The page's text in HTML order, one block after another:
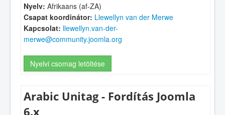
Nyelv: Afrikaans (af-ZA)
Csapat koordinátor: Llewellyn van der Merwe
Kapcsolat: llewellyn.van-der-
merwe@community.joomla.org
Nyelvi csomag letöltése
Arabic Unitag - Fordítás Joomla